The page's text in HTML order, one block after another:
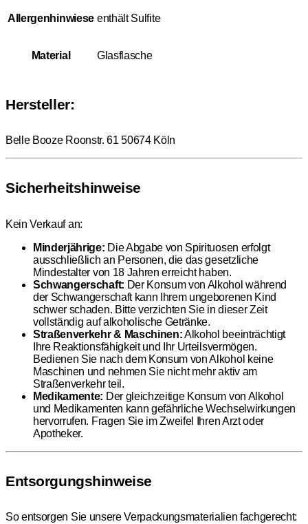
Allergenhinwiese enthält Sulfite
Material Glasflasche
Hersteller:
Belle Booze Roonstr. 61 50674 Köln
Sicherheitshinweise
Kein Verkauf an:
Minderjährige: Die Abgabe von Spirituosen erfolgt
ausschließlich an Personen, die das gesetzliche
Mindestalter von 18 Jahren erreicht haben.
Schwangerschaft: Der Konsum von Alkohol während
der Schwangerschaft kann Ihrem ungeborenen Kind
schwer schaden. Bitte verzichten Sie in dieser Zeit
vollständig auf alkoholische Getränke.
Straßenverkehr & Maschinen:Alkohol beeinträchtigt
Ihre Reaktionsfähigkeit und Ihr Urteilsvermögen.
Bedienen Sie nach dem Konsum von Alkohol keine
Maschinen und nehmen Sie nicht mehr aktiv am
Straßenverkehr teil.
Medikamente: Der gleichzeitige Konsum von Alkohol
und Medikamenten kann gefährliche Wechselwirkungen
hervorrufen. Fragen Sie im Zweifel Ihren Arzt oder
Apotheker.
Entsorgungshinweise
So entsorgen Sie unsere Verpackungsmaterialien fachgerecht: